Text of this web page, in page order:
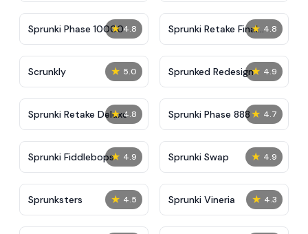
★ 4.8
Sprunki Phase 10000 ★ 4.8
Sprunki Retake Final
Update
★ 5.0
Scrunkly ★ 4.9
Sprunked Redesign
★ 4.8
Sprunki Retake Deluxe ★ 4.7
Sprunki Phase 888
★ 4.9
Sprunki Fiddlebops ★ 4.9
Sprunki Swap
★ 4.5
Sprunksters ★ 4.3
Sprunki Vineria